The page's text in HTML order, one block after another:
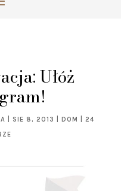
Ułóż
SIE 8, 2013 DOM
24